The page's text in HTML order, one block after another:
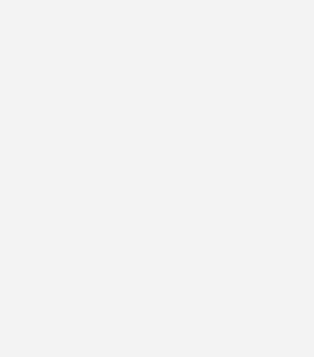
Gemeinnützigkeit der
öffentlichen Diskurs in Frage zu stellen,
Energy in einer gemeinsamen
der falsche Vorwurf abgezielt,
würde von „ihren“ Windrädern
fördert der Staat durch die
nicht kommerzielle
auch Greenpeace Deutschland
Abgaben. Allerdings gilt dies nur,
Tatsächlich ist die
Deutschland eine solche
anerkannte Organisation. Die